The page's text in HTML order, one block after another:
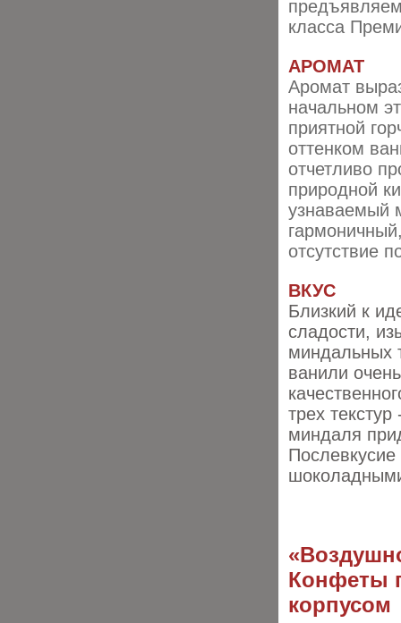
класса
АРОМАТ
Аромат
начальном
приятной
оттенком
отчетливо
природной
узнаваемый
отсутствие
ВКУС
Близкий к
сладости,
миндальных
ванили
трех
миндаля
Конфеты
корпусом